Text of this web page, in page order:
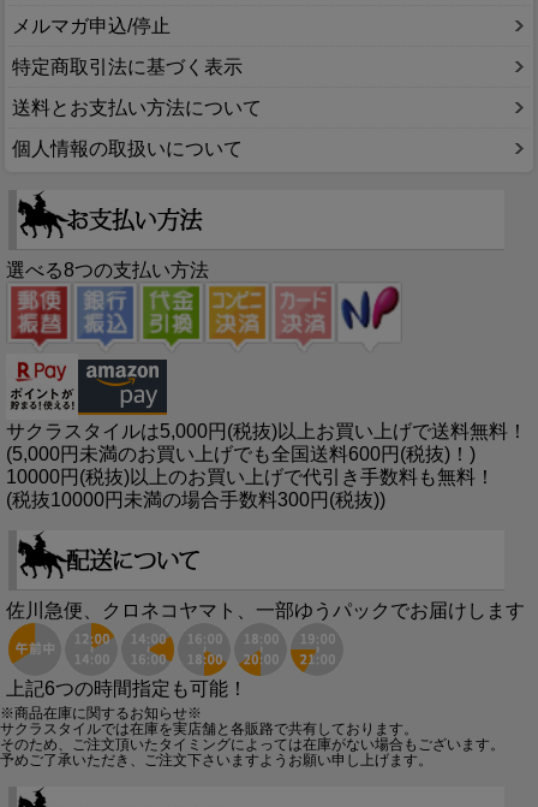
メルマガ申込/停止
特定商取引法に基づく表示
送料とお支払い方法について
個人情報の取扱いについて
選べる8つの支払い方法
サクラスタイルは5,000円(税抜)以上お買い上げで送料無料！
(5,000円未満のお買い上げでも全国送料600円(税抜)！)
10000円(税抜)以上のお買い上げで代引き手数料も無料！
(税抜10000円未満の場合手数料300円(税抜))
佐川急便、クロネコヤマト、一部ゆうパックでお届けします
上記6つの時間指定も可能！
※商品在庫に関するお知らせ※
サクラスタイルでは在庫を実店舗と各販路で共有しております。
そのため、ご注文頂いたタイミングによっては在庫がない場合もございます。
予めご了承いただき、ご注文下さいますようお願い申し上げます。